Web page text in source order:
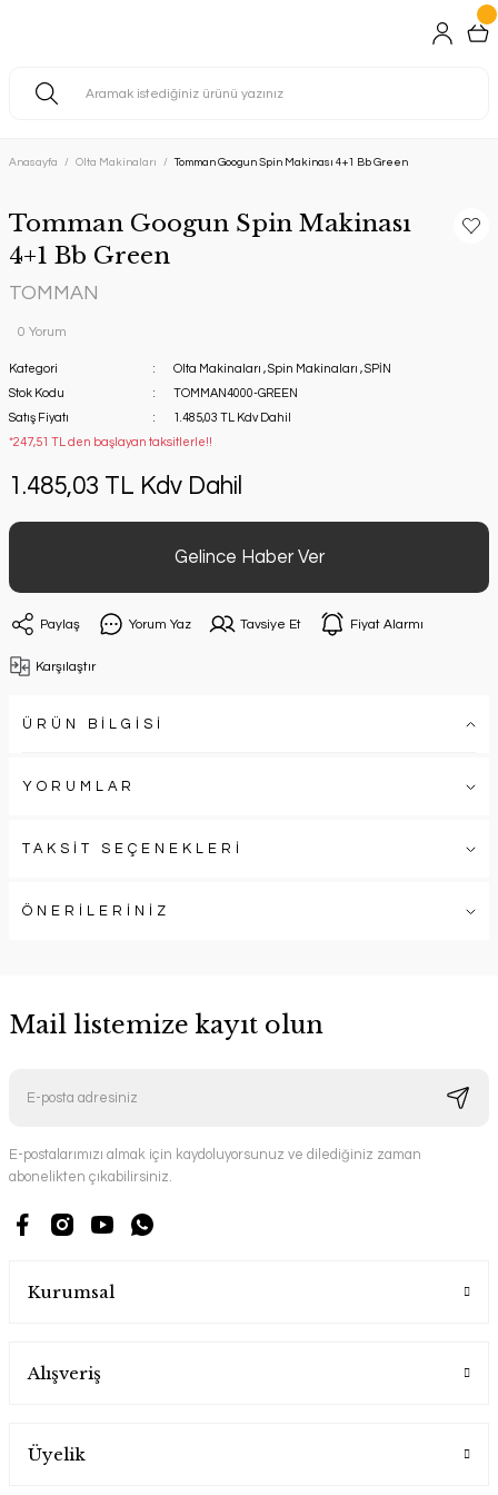
Anasayfa Olta Makinaları Tomman Googun Spin Makinası 4+1 Bb Green
Tomman Googun Spin Makinası
4+1 Bb Green
TOMMAN
0 Yorum
Kategori Olta Makinaları ,Spin Makinaları ,SPİN
Stok Kodu
TOMMAN4000-GREEN
Satış Fiyatı
1.485,03 TL Kdv Dahil
*247,51 TL den başlayan taksitlerle!!
1.485,03 TL Kdv Dahil
Gelince Haber Ver
Paylaş Yorum Yaz Tavsiye Et Fiyat Alarmı
Karşılaştır
ÜRÜN BİLGİSİ
YORUMLAR
TAKSİT SEÇENEKLERİ
ÖNERİLERİNİZ
Mail listemize kayıt olun
E-postalarımızı almak için kaydoluyorsunuz ve dilediğiniz zaman
abonelikten çıkabilirsiniz.
Kurumsal
Alışveriş
Üyelik